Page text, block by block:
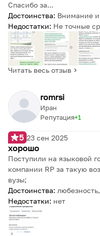
Спасибо за...
Достоинства: Внимание
Недостатки: Не точные
Читать весь отзыв
romrsi
Репутация 1
Иран
5 23 сен 2025
хорошо
Поступили на языковой
компании RP за такую
вузы;
Достоинства:
Недостатки: нет